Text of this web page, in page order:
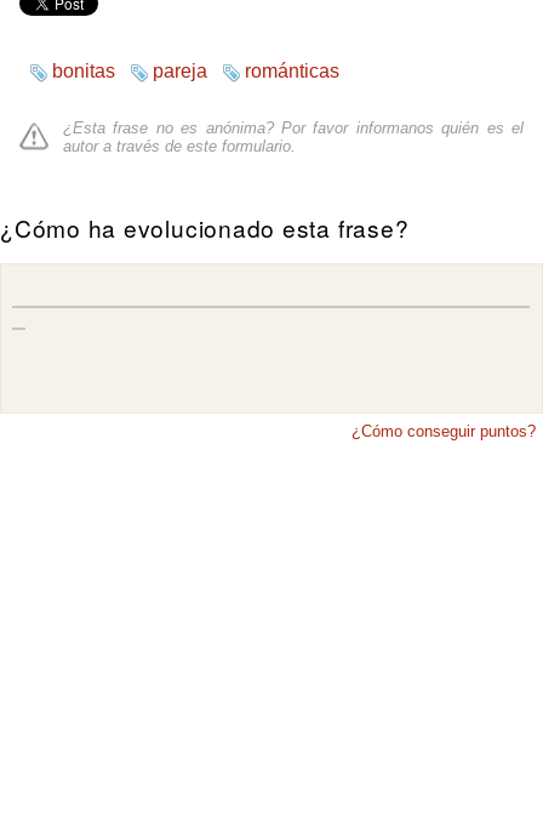
bonitas pareja románticas
¿Esta frase no es anónima? Por favor informanos quién es el
autor a través de este formulario
¿Cómo ha evolucionado esta frase?
¿Cómo conseguir puntos?